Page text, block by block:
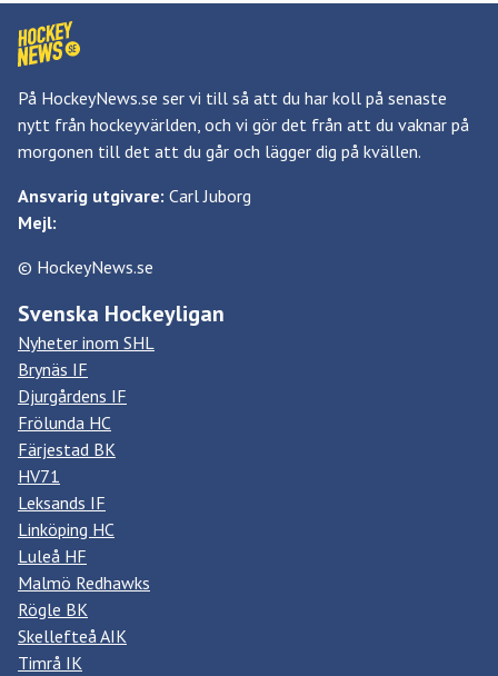
På HockeyNews.se ser vi till så att du har koll på senaste
nytt från hockeyvärlden, och vi gör det från att du vaknar på
morgonen till det att du går och lägger dig på kvällen.
Ansvarig utgivare: Carl Juborg
Mejl:
© HockeyNews.se
Svenska Hockeyligan
Nyheter inom SHL
Brynäs IF
Djurgårdens IF
Frölunda HC
Färjestad BK
HV71
Leksands IF
Linköping HC
Luleå HF
Malmö Redhawks
Rögle BK
Skellefteå AIK
Timrå IK